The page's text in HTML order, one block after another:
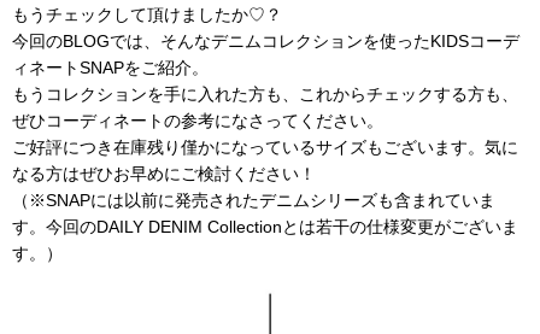
もうチェックして頂けましたか♡？
今回のBLOGでは、そんなデニムコレクションを使ったKIDSコーデ
ィネートSNAPをご紹介。
もうコレクションを手に入れた方も、これからチェックする方も、
ぜひコーディネートの参考になさってください。
ご好評につき在庫残り僅かになっているサイズもございます。気に
なる方はぜひお早めにご検討ください！
（※SNAPには以前に発売されたデニムシリーズも含まれていま
す。今回のDAILY DENIM Collectionとは若干の仕様変更がございま
す。）